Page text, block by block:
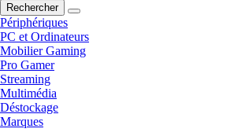
Rechercher
Périphériques
PC et Ordinateurs
Mobilier Gaming
Pro Gamer
Streaming
Multimédia
Déstockage
Marques